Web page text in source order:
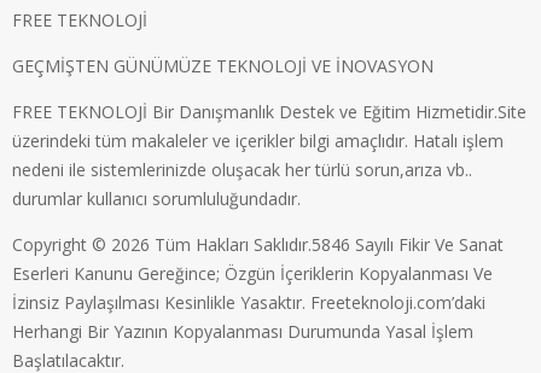
FREE TEKNOLOJİ
GEÇMİŞTEN GÜNÜMÜZE TEKNOLOJİ VE İNOVASYON
FREE TEKNOLOJİ Bir Danışmanlık Destek ve Eğitim Hizmetidir.Site
üzerindeki tüm makaleler ve içerikler bilgi amaçlıdır. Hatalı işlem
nedeni ile sistemlerinizde oluşacak her türlü sorun,arıza vb..
durumlar kullanıcı sorumluluğundadır.
Copyright © 2026 Tüm Hakları Saklıdır.5846 Sayılı Fikir Ve Sanat
Eserleri Kanunu Gereğince; Özgün İçeriklerin Kopyalanması Ve
İzinsiz Paylaşılması Kesinlikle Yasaktır. Freeteknoloji.com’daki
Herhangi Bir Yazının Kopyalanması Durumunda Yasal İşlem
Başlatılacaktır.